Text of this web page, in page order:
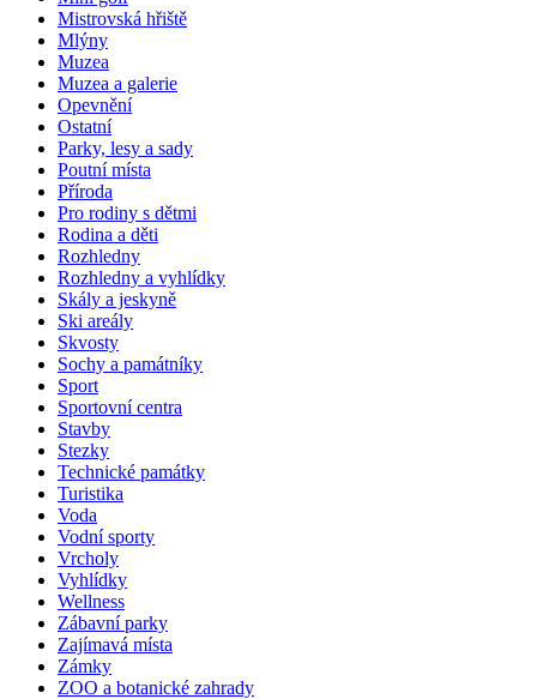
Mistrovská hřiště
Mlýny
Muzea
Muzea a galerie
Opevnění
Ostatní
Parky, lesy a sady
Poutní místa
Příroda
Pro rodiny s dětmi
Rodina a děti
Rozhledny
Rozhledny a vyhlídky
Skály a jeskyně
Ski areály
Skvosty
Sochy a památníky
Sport
Sportovní centra
Stavby
Stezky
Technické památky
Turistika
Voda
Vodní sporty
Vrcholy
Vyhlídky
Wellness
Zábavní parky
Zajímavá místa
Zámky
ZOO a botanické zahrady